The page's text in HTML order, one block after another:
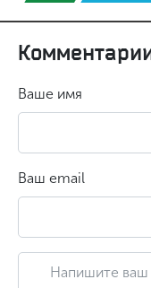
Ваше имя
Ваш email